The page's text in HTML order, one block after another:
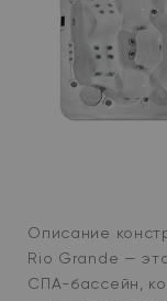
Описание
Rio Grande —
СПА-бассейн,